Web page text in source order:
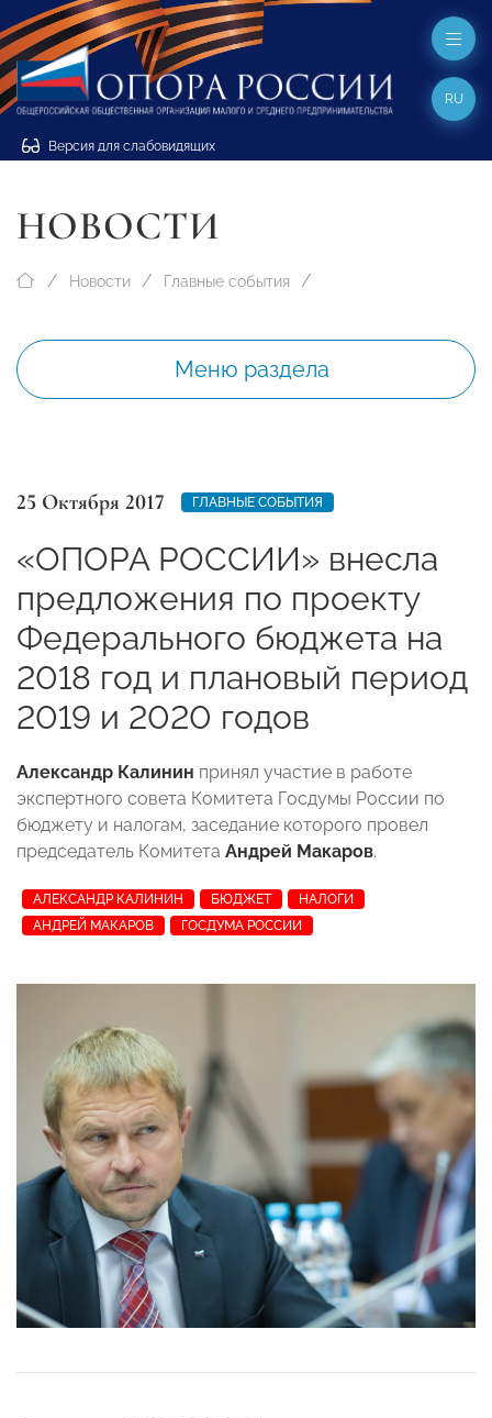
Версия для слабовидящих
RU
НОВОСТИ
Новости Главные события
Меню раздела
25 Октября 2017 ГЛАВНЫЕ СОБЫТИЯ
«ОПОРА РОССИИ» внесла
предложения по проекту
Федерального бюджета на
2018 год и плановый период
2019 и 2020 годов
Александр Калинин принял участие в работе
экспертного совета Комитета Госдумы России по
бюджету и налогам, заседание которого провел
председатель Комитета Андрей Макаров.
АЛЕКСАНДР КАЛИНИН БЮДЖЕТ
НАЛОГИ
АНДРЕЙ МАКАРОВ
ГОСДУМА РОССИИ